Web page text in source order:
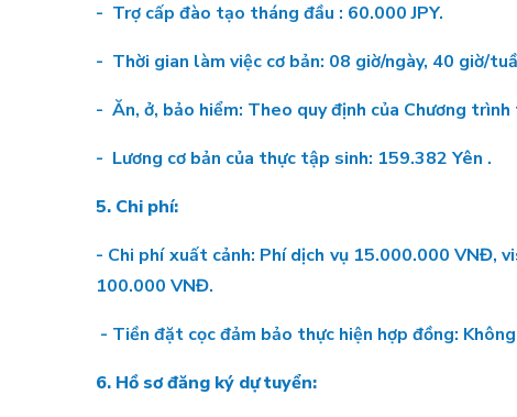
- Trợ cấp đào tạo tháng đầu : 60.000 JPY.
- Thời gian làm việc cơ bản: 08 giờ/ngày, 40 giờ/
- Ăn, ở, bảo hiểm: Theo quy định của Chương
- Lương cơ bản của thực tập sinh: 159.382 Yên .
5. Chi phí:
- Chi phí xuất cảnh: Phí dịch vụ 15.000.000 VNĐ,
100.000 VNĐ.
- Tiền đặt cọc đảm bảo thực hiện hợp đồng: Không
6. Hồ sơ đăng ký dự tuyển: